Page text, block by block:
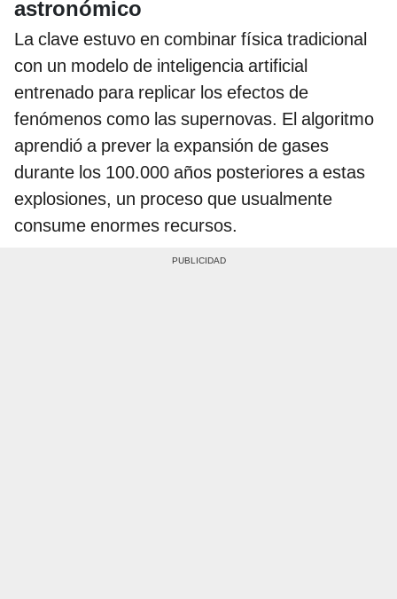
astronómico
La clave estuvo en combinar física tradicional
con un modelo de inteligencia artificial
entrenado para replicar los efectos de
fenómenos como las supernovas. El algoritmo
aprendió a prever la expansión de gases
durante los 100.000 años posteriores a estas
explosiones, un proceso que usualmente
consume enormes recursos.